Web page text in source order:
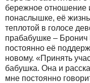
бережное отношение
понаслышке, её
теплотой в голосе
прабабушке – Бронич
постоянно её
новому. «Принять
бабушка. Она и
мне постоянно